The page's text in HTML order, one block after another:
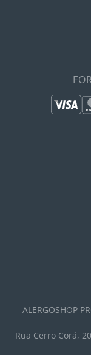
ALERGOSHOP
Rua Cerro Corá,